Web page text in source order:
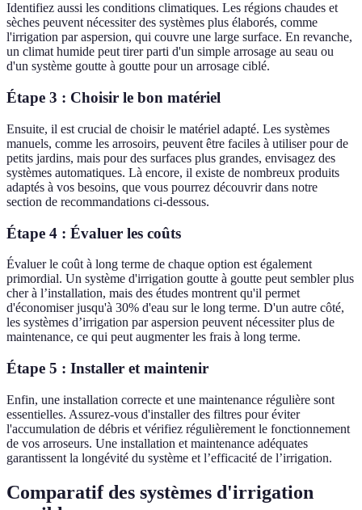
Identifiez aussi les conditions climatiques. Les régions chaudes et
sèches peuvent nécessiter des systèmes plus élaborés, comme
l'irrigation par aspersion, qui couvre une large surface. En revanche,
un climat humide peut tirer parti d'un simple arrosage au seau ou
d'un système goutte à goutte pour un arrosage ciblé.
Étape 3 : Choisir le bon matériel
Ensuite, il est crucial de choisir le matériel adapté. Les systèmes
manuels, comme les arrosoirs, peuvent être faciles à utiliser pour de
petits jardins, mais pour des surfaces plus grandes, envisagez des
systèmes automatiques. Là encore, il existe de nombreux produits
adaptés à vos besoins, que vous pourrez découvrir dans notre
section de recommandations ci-dessous.
Étape 4 : Évaluer les coûts
Évaluer le coût à long terme de chaque option est également
primordial. Un système d'irrigation goutte à goutte peut sembler plus
cher à l’installation, mais des études montrent qu'il permet
d'économiser jusqu'à 30% d'eau sur le long terme. D'un autre côté,
les systèmes d’irrigation par aspersion peuvent nécessiter plus de
maintenance, ce qui peut augmenter les frais à long terme.
Étape 5 : Installer et maintenir
Enfin, une installation correcte et une maintenance régulière sont
essentielles. Assurez-vous d'installer des filtres pour éviter
l'accumulation de débris et vérifiez régulièrement le fonctionnement
de vos arroseurs. Une installation et maintenance adéquates
garantissent la longévité du système et l’efficacité de l’irrigation.
Comparatif des systèmes d'irrigation